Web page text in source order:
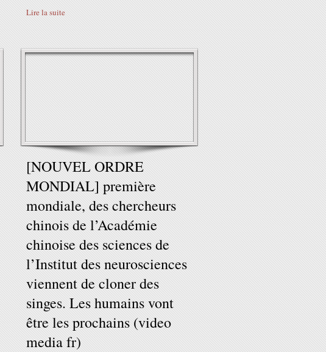
Lire la suite
[NOUVEL ORDRE
MONDIAL] première
mondiale, des chercheurs
chinois de l’Académie
chinoise des sciences de
l’Institut des neurosciences
viennent de cloner des
singes. Les humains vont
être les prochains (video
media fr)